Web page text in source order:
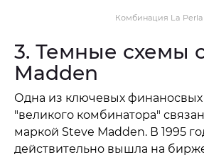
Комбинация La Perla
3. Темные схемы
Madden
Одна из ключевых
"великого комбинатора"
маркой Steve Madden. В 1995
действительно вышла на